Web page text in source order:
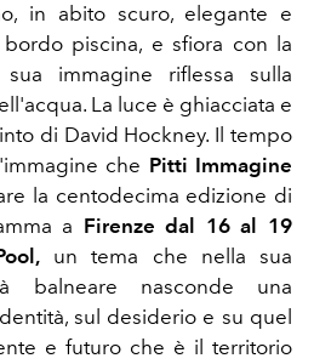
in abito scuro, elegante e
piscina, e sfiora con la
immagine riflessa sulla
La luce è ghiacciata e
di David Hockney. Il tempo
che Pitti Immagine
la centodecima edizione di
a Firenze dal 16 al 19
un tema che nella sua
balneare nasconde una
sul desiderio e su quel
e futuro che è il territorio